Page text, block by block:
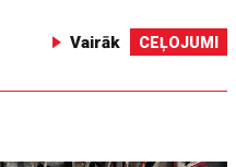
Vairāk CEĻOJUMI